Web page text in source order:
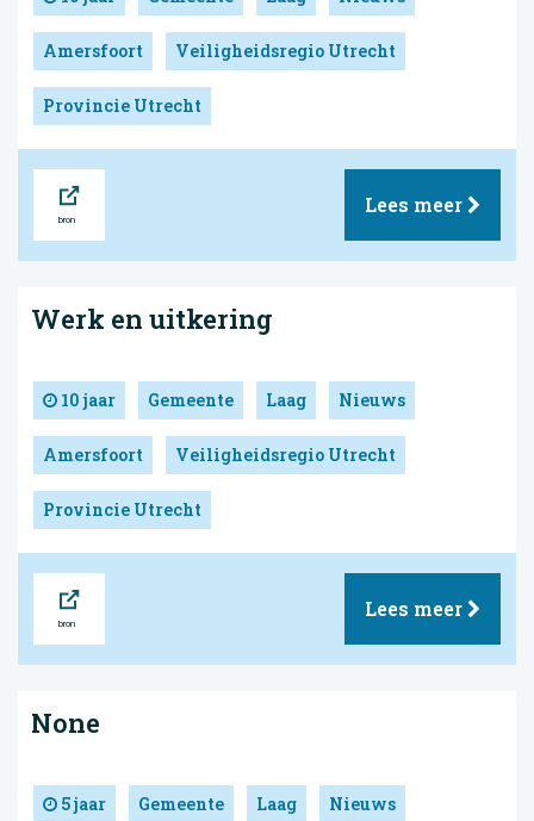
Amersfoort Veiligheidsregio Utrecht
Provincie Utrecht
Lees meer
Werk en uitkering
10 jaar Gemeente Laag Nieuws
Amersfoort Veiligheidsregio Utrecht
Provincie Utrecht
Lees meer
None
5 jaar Gemeente Laag Nieuws